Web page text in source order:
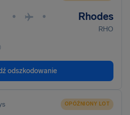
• • Rhodes
RHO
odszkodowanie
OPÓŹNIONY LOT